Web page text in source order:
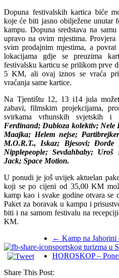
Dopuna festivalskih kartica biće
koje će biti jasno obilježene unutar
kampu. Dopuna sredstava na
upravo na ovim mjestima.
svim prodajnim mjestima, a
lokacijama gdje se preuzima
festivalsku karticu se prilikom prve
5 KM, ali ovaj iznos se vraća
vraćanja same kartice.
Na Tjentištu 12, 13 i14 jula
zabavi, filmskim projekcijama,
svirkama vrhunskih svjetskih i
Ferdinand; Dubioza kolektiv;
Maajka; Helem nejse;
M.O.R.T., Iskaz; Bjesovi;
Nipplepeople; Sevdahbaby;
Jack; Space Motion.
U ponudi je još uvijek aktuelan
koji se po cijeni od 35,00 KM
kamp kao i svake godine otvara se
Paket za boravak u kampu i
biti i na samom festivalu na
KM.
← Kamp na Jahorini
sportskog turizma u
HOROSKOP –
Share This Post: